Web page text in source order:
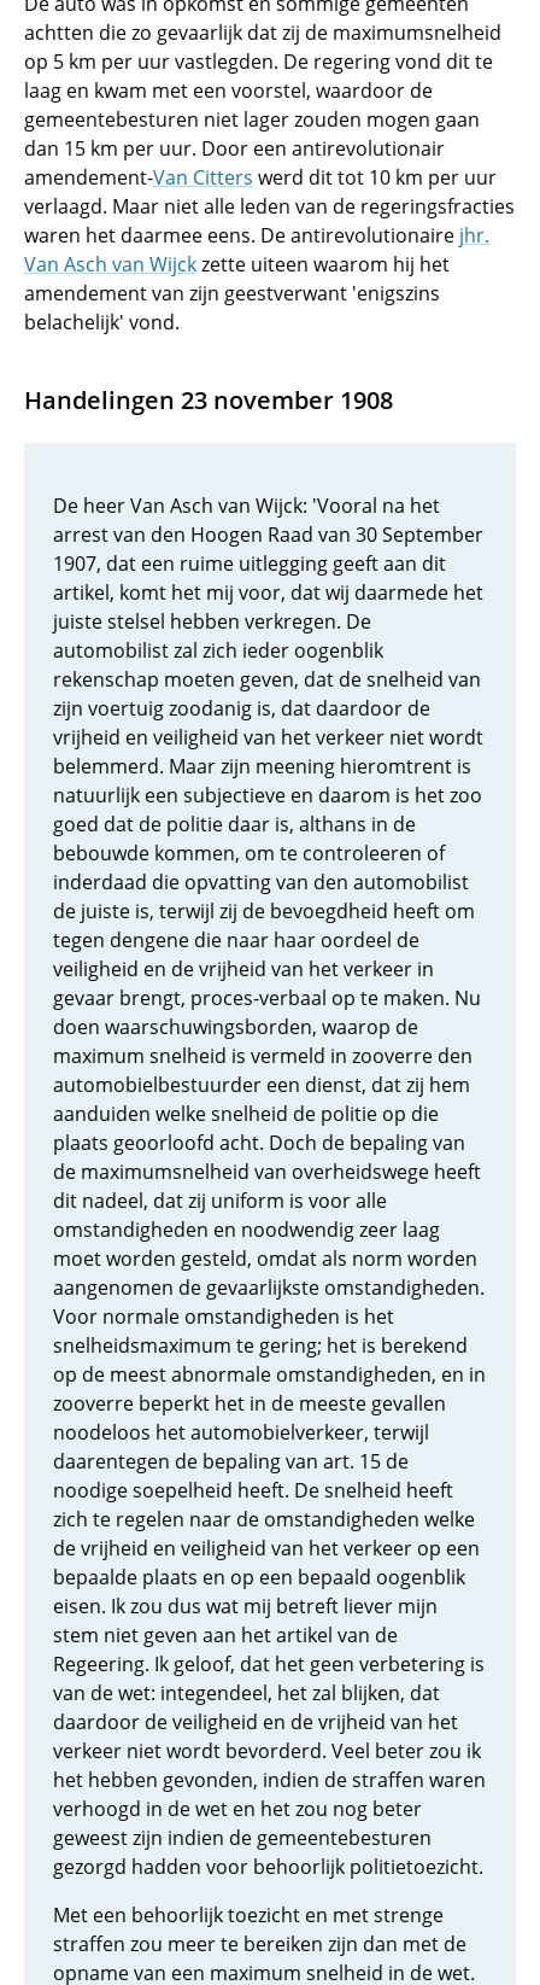
achtten die zo gevaarlijk dat zij de maximumsnelheid
op 5 km per uur vastlegden. De regering vond dit te
laag en kwam met een voorstel, waardoor de
gemeentebesturen niet lager zouden mogen gaan
dan 15 km per uur. Door een antirevolutionair
amendement-Van Citters werd dit tot 10 km per uur
verlaagd. Maar niet alle leden van de regeringsfracties
waren het daarmee eens. De antirevolutionaire jhr.
Van Asch van Wijckzette uiteen waarom hij het
amendement van zijn geestverwant 'enigszins
belachelijk' vond.
Handelingen 23 november 1908
De heer Van Asch van Wijck: 'Vooral na het
arrest van den Hoogen Raad van 30 September
1907, dat een ruime uitlegging geeft aan dit
artikel, komt het mij voor, dat wij daarmede het
juiste stelsel hebben verkregen. De
automobilist zal zich ieder oogenblik
rekenschap moeten geven, dat de snelheid van
zijn voertuig zoodanig is, dat daardoor de
vrijheid en veiligheid van het verkeer niet wordt
belemmerd. Maar zijn meening hieromtrent is
natuurlijk een subjectieve en daarom is het zoo
goed dat de politie daar is, althans in de
bebouwde kommen, om te controleeren of
inderdaad die opvatting van den automobilist
de juiste is, terwijl zij de bevoegdheid heeft om
tegen dengene die naar haar oordeel de
veiligheid en de vrijheid van het verkeer in
gevaar brengt, proces-verbaal op te maken. Nu
doen waarschuwingsborden, waarop de
maximum snelheid is vermeld in zooverre den
automobielbestuurder een dienst, dat zij hem
aanduiden welke snelheid de politie op die
plaats geoorloofd acht. Doch de bepaling van
de maximumsnelheid van overheidswege heeft
dit nadeel, dat zij uniform is voor alle
omstandigheden en noodwendig zeer laag
moet worden gesteld, omdat als norm worden
aangenomen de gevaarlijkste omstandigheden.
Voor normale omstandigheden is het
snelheidsmaximum te gering; het is berekend
op de meest abnormale omstandigheden, en in
zooverre beperkt het in de meeste gevallen
noodeloos het automobielverkeer, terwijl
daarentegen de bepaling van art. 15 de
noodige soepelheid heeft. De snelheid heeft
zich te regelen naar de omstandigheden welke
de vrijheid en veiligheid van het verkeer op een
bepaalde plaats en op een bepaald oogenblik
eisen. Ik zou dus wat mij betreft liever mijn
stem niet geven aan het artikel van de
Regeering. Ik geloof, dat het geen verbetering is
van de wet: integendeel, het zal blijken, dat
daardoor de veiligheid en de vrijheid van het
verkeer niet wordt bevorderd. Veel beter zou ik
het hebben gevonden, indien de straffen waren
verhoogd in de wet en het zou nog beter
geweest zijn indien de gemeentebesturen
gezorgd hadden voor behoorlijk politietoezicht.
Met een behoorlijk toezicht en met strenge
straffen zou meer te bereiken zijn dan met de
opname van een maximum snelheid in de wet.